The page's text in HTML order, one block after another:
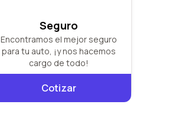
Seguro
Encontramos el mejor seguro
para tu auto, ¡y nos hacemos
cargo de todo!
Cotizar